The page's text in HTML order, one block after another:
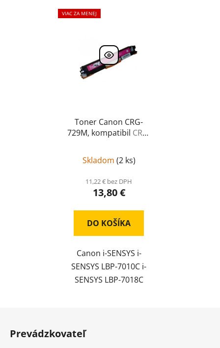
VIAC ZA MENEJ
Toner Canon CRG-
729M, kompatibil CRG-
Skladom (2 ks)
11,22 € bez DPH
13,80 €
DO KOŠÍKA
Canon i-SENSYS i-
SENSYS LBP-7010C i-
SENSYS LBP-7018C
Prevádzkovateľ